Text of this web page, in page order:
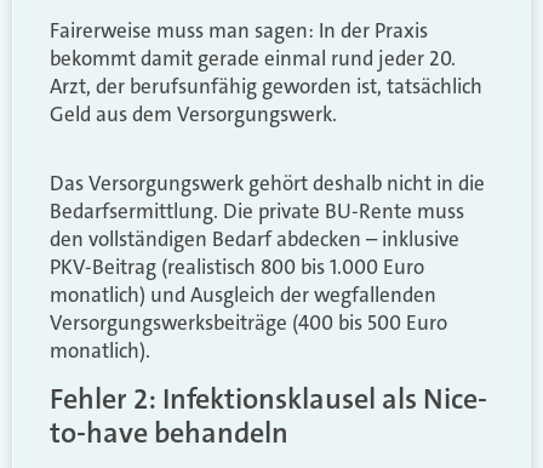
Fairerweise muss man sagen: In der Praxis
bekommt damit gerade einmal rund jeder 20.
Arzt, der berufsunfähig geworden ist, tatsächlich
Geld aus dem Versorgungswerk.
Das Versorgungswerk gehört deshalb nicht in die
Bedarfsermittlung. Die private BU-Rente muss
den vollständigen Bedarf abdecken – inklusive
PKV-Beitrag (realistisch 800 bis 1.000 Euro
monatlich) und Ausgleich der wegfallenden
Versorgungswerksbeiträge (400 bis 500 Euro
monatlich).
Fehler 2: Infektionsklausel als Nice-
to-have behandeln